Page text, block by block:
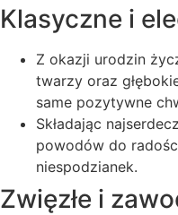
Klasyczne i
Z okazji urodzin
twarzy oraz
same pozytywne
Składając
powodów do
niespodzianek.
Zwięzłe i